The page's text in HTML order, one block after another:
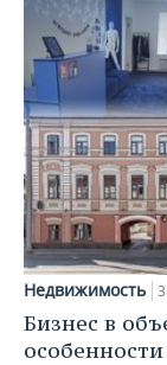
Недвижимость
Бизнес в